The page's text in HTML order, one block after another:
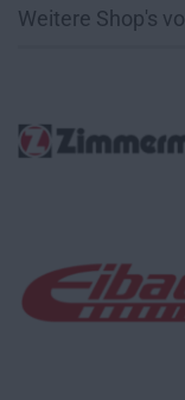
Weitere Shop's